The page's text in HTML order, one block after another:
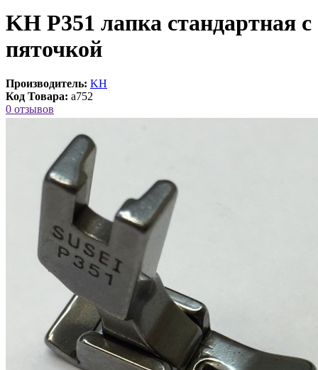
KH P351 лапка стандартная с
пяточкой
Производитель: KH
Код Товара: a752
0 отзывов